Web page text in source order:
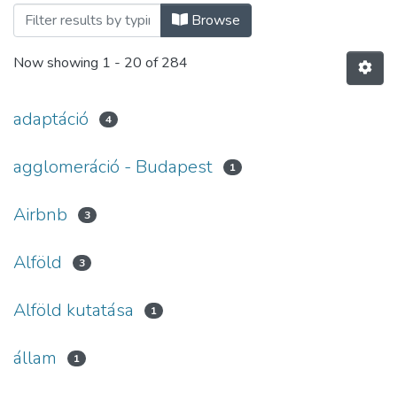
Browsing Ismertetők, konferencia
Browse
Now showing 1 - 20 of 284
adaptáció 4
agglomeráció - Budapest 1
Airbnb 3
Alföld 3
Alföld kutatása 1
állam 1